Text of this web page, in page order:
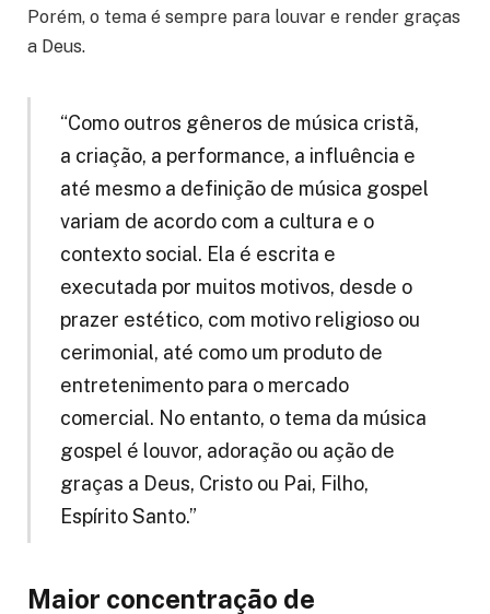
Porém, o tema é sempre para louvar e render graças
a Deus.
“Como outros gêneros de música cristã,
a criação, a performance, a influência e
até mesmo a definição de música gospel
variam de acordo com a cultura e o
contexto social. Ela é escrita e
executada por muitos motivos, desde o
prazer estético, com motivo religioso ou
cerimonial, até como um produto de
entretenimento para o mercado
comercial. No entanto, o tema da música
gospel é louvor, adoração ou ação de
graças a Deus, Cristo ou Pai, Filho,
Espírito Santo.”
Maior concentração de